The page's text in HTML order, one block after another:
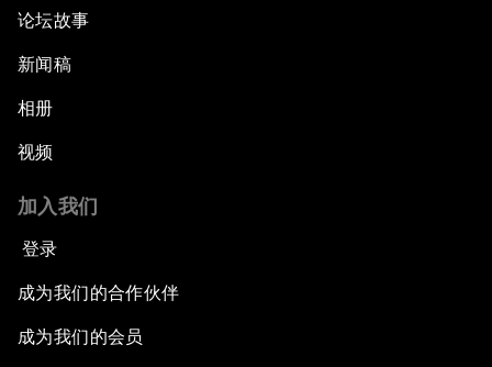
论坛故事
新闻稿
相册
视频
加入我们
登录
成为我们的合作伙伴
成为我们的会员